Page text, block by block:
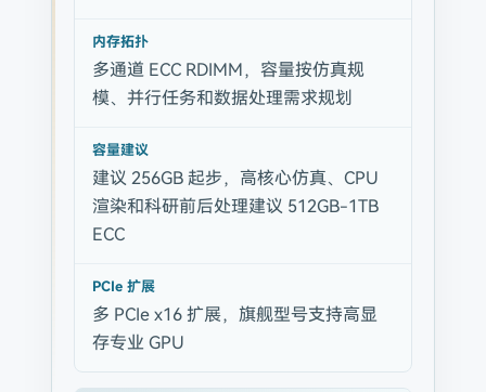
内存拓扑
多通道 ECC RDIMM，容量按仿真规
模、并行任务和数据处理需求规划
容量建议
建议 256GB 起步，高核心仿真、CPU
渲染和科研前后处理建议 512GB-1TB
ECC
PCIe 扩展
多 PCIe x16 扩展，旗舰型号支持高显
存专业 GPU